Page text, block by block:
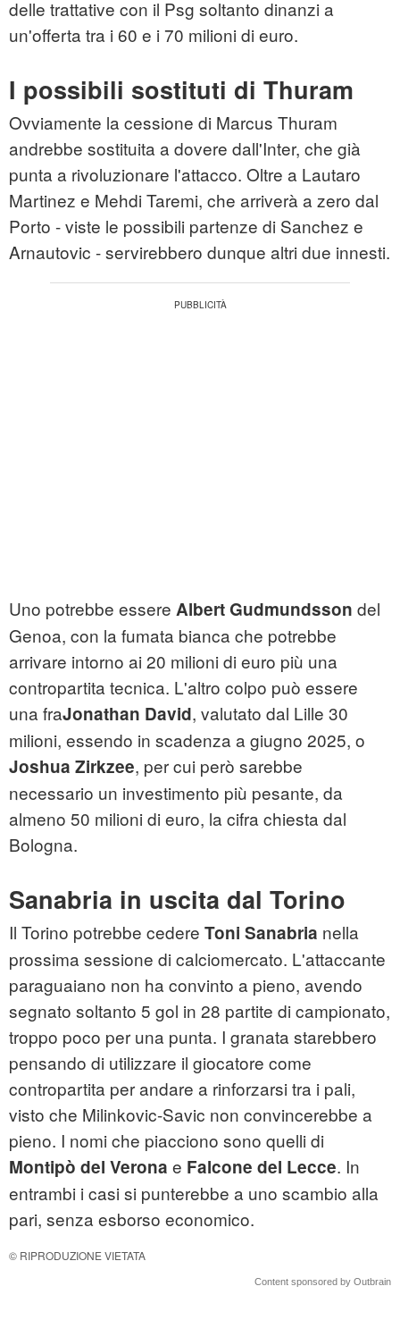
delle trattative con il Psg soltanto dinanzi a
un'offerta tra i 60 e i 70 milioni di euro.
I possibili sostituti di Thuram
Ovviamente la cessione di Marcus Thuram
andrebbe sostituita a dovere dall'Inter, che già
punta a rivoluzionare l'attacco. Oltre a Lautaro
Martinez e Mehdi Taremi, che arriverà a zero dal
Porto - viste le possibili partenze di Sanchez e
Arnautovic - servirebbero dunque altri due innesti.
Uno potrebbe essere Albert Gudmundsson del
Genoa, con la fumata bianca che potrebbe
arrivare intorno ai 20 milioni di euro più una
contropartita tecnica. L'altro colpo può essere
una fraJonathan David, valutato dal Lille 30
milioni, essendo in scadenza a giugno 2025, o
Joshua Zirkzee, per cui però sarebbe
necessario un investimento più pesante, da
almeno 50 milioni di euro, la cifra chiesta dal
Bologna.
Sanabria in uscita dal Torino
Il Torino potrebbe cedere Toni Sanabria nella
prossima sessione di calciomercato. L'attaccante
paraguaiano non ha convinto a pieno, avendo
segnato soltanto 5 gol in 28 partite di campionato,
troppo poco per una punta. I granata starebbero
pensando di utilizzare il giocatore come
contropartita per andare a rinforzarsi tra i pali,
visto che Milinkovic-Savic non convincerebbe a
pieno. I nomi che piacciono sono quelli di
Montipò del Verona e Falcone del Lecce. In
entrambi i casi si punterebbe a uno scambio alla
pari, senza esborso economico.
© RIPRODUZIONE VIETATA
Content sponsored by Outbrain